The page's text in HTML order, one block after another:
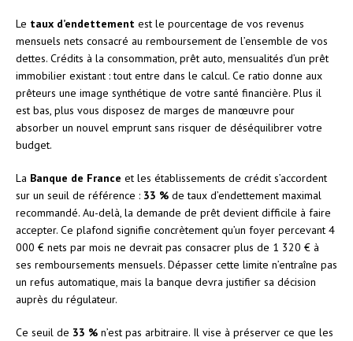
Le taux d’endettement est le pourcentage de vos revenus
mensuels nets consacré au remboursement de l’ensemble de vos
dettes. Crédits à la consommation, prêt auto, mensualités d’un prêt
immobilier existant : tout entre dans le calcul. Ce ratio donne aux
prêteurs une image synthétique de votre santé financière. Plus il
est bas, plus vous disposez de marges de manœuvre pour
absorber un nouvel emprunt sans risquer de déséquilibrer votre
budget.
La Banque de France et les établissements de crédit s’accordent
sur un seuil de référence : 33 % de taux d’endettement maximal
recommandé. Au-delà, la demande de prêt devient difficile à faire
accepter. Ce plafond signifie concrètement qu’un foyer percevant 4
000 € nets par mois ne devrait pas consacrer plus de 1 320 € à
ses remboursements mensuels. Dépasser cette limite n’entraîne pas
un refus automatique, mais la banque devra justifier sa décision
auprès du régulateur.
Ce seuil de 33 % n’est pas arbitraire. Il vise à préserver ce que les